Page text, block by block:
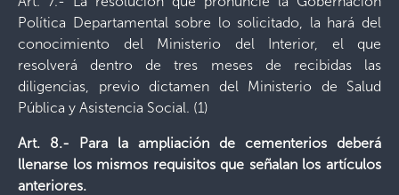
Política Departamental sobre lo solicitado, la hará del
conocimiento del Ministerio del Interior, el que
resolverá dentro de tres meses de recibidas las
diligencias, previo dictamen del Ministerio de Salud
Pública y Asistencia Social. (1)
Art. 8.- Para la ampliación de cementerios deberá
llenarse los mismos requisitos que señalan los artículos
anteriores.